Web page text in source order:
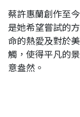
蔡許惠蘭創作至
是她希望嘗試的
命的熱愛及對於
觸，使得平凡的
意盎然。